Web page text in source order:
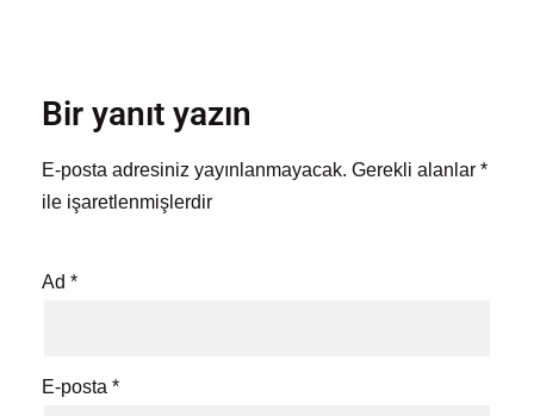
Bir yanıt yazın
E-posta adresiniz yayınlanmayacak. Gerekli alanlar *
ile işaretlenmişlerdir
Ad *
E-posta *